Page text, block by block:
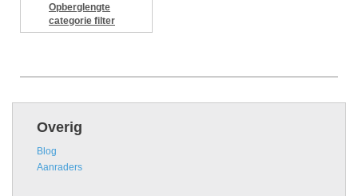
Opberglengte
categorie filter
Overig
Blog
Aanraders